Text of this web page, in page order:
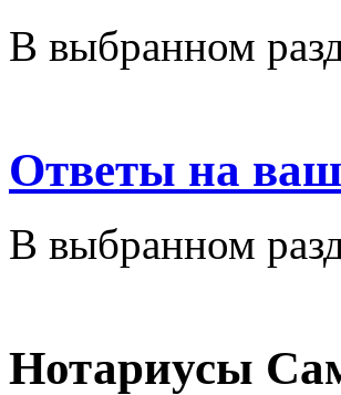
В выбранном
Ответы на
В выбранном
Нотариусы